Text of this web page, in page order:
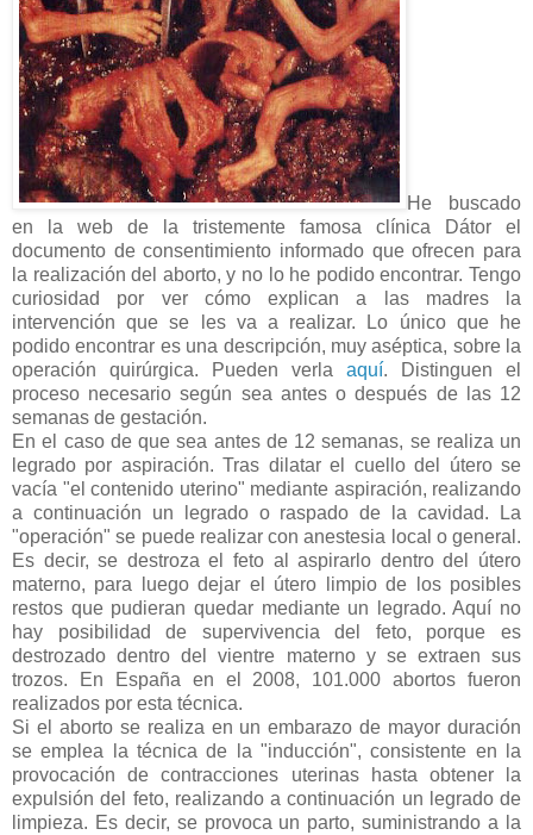
He buscado
en la web de la tristemente famosa clínica Dátor el
documento de consentimiento informado que ofrecen para
la realización del aborto, y no lo he podido encontrar. Tengo
curiosidad por ver cómo explican a las madres la
intervención que se les va a realizar. Lo único que he
podido encontrar es una descripción, muy aséptica, sobre la
operación quirúrgica. Pueden verla aquí. Distinguen el
proceso necesario según sea antes o después de las 12
semanas de gestación.
En el caso de que sea antes de 12 semanas, se realiza un
legrado por aspiración. Tras dilatar el cuello del útero se
vacía "el contenido uterino" mediante aspiración, realizando
a continuación un legrado o raspado de la cavidad. La
"operación" se puede realizar con anestesia local o general.
Es decir, se destroza el feto al aspirarlo dentro del útero
materno, para luego dejar el útero limpio de los posibles
restos que pudieran quedar mediante un legrado. Aquí no
hay posibilidad de supervivencia del feto, porque es
destrozado dentro del vientre materno y se extraen sus
trozos. En España en el 2008, 101.000 abortos fueron
realizados por esta técnica.
Si el aborto se realiza en un embarazo de mayor duración
se emplea la técnica de la "inducción", consistente en la
provocación de contracciones uterinas hasta obtener la
expulsión del feto, realizando a continuación un legrado de
limpieza. Es decir, se provoca un parto, suministrando a la